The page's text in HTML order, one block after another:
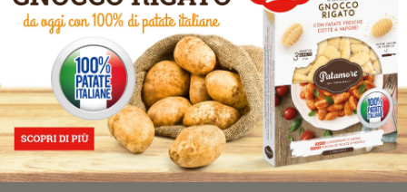
Conservare in frigorifero a +4°C
Confezione da 400gr.
Scopri tutte le ricette